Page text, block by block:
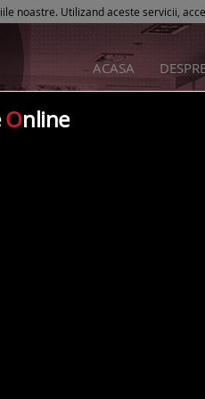
noastre. Utilizand aceste servicii,
ACASA
Online